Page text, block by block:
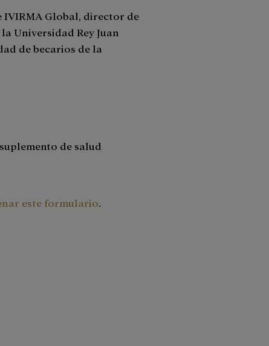
IVIRMA Global, director de
Universidad Rey Juan
de becarios de la
de salud
este formulario